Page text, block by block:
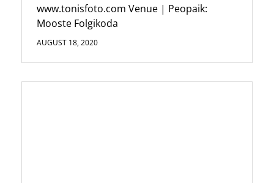
www.tonisfoto.com Venue | Peopaik:
Mooste Folgikoda
AUGUST 18, 2020